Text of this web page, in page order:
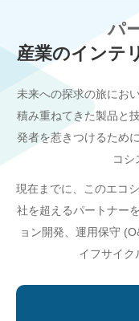
パ
産業のインテ
未来への探求の旅にお
積み重ねてきた製品と
発者を惹きつけるため
コシ
現在までに、このエコ
社を超えるパートナー
ョン開発、運用保守
イフサイク